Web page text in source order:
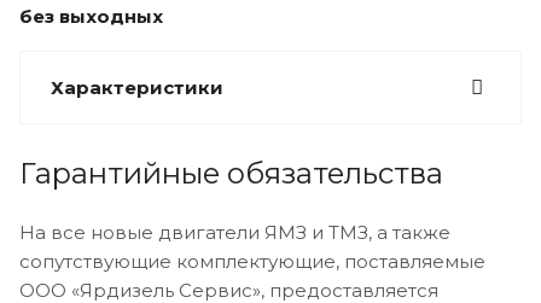
без выходных
Характеристики
Гарантийные обязательства
На все новые двигатели ЯМЗ и ТМЗ, а также
сопутствующие комплектующие, поставляемые
ООО «Ярдизель Сервис», предоставляется